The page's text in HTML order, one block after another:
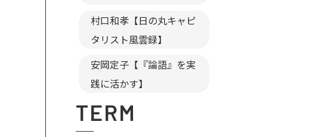
村口和孝【日の丸キャピ
タリスト風雲録】
安岡定子【『論語』を実
践に活かす】
TERM